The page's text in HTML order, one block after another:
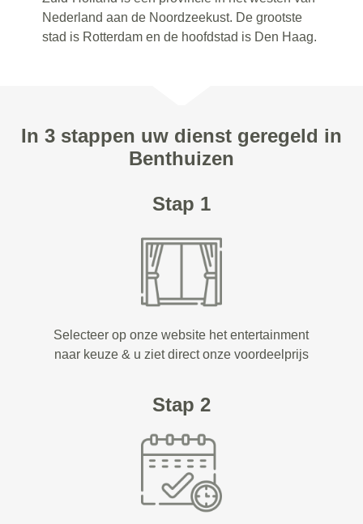
Nederland aan de Noordzeekust. De grootste
stad is Rotterdam en de hoofdstad is Den Haag.
In 3 stappen uw dienst geregeld in
Benthuizen
Stap 1
Selecteer op onze website het entertainment
naar keuze & u ziet direct onze voordeelprijs
Stap 2